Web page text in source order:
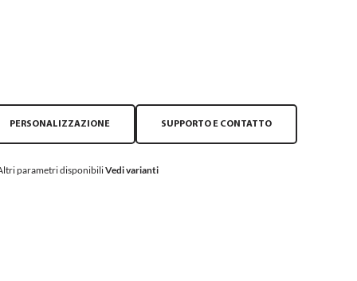
PERSONALIZZAZIONE SUPPORTO E CONTATTO
parametri disponibiliVedi varianti